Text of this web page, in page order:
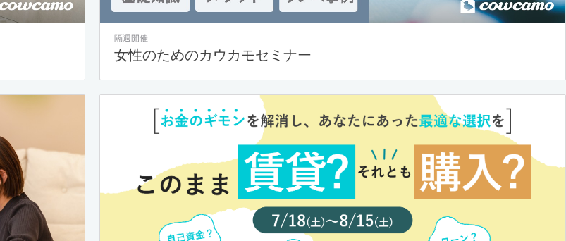
隔週開催
女性のためのカウカモセミナー